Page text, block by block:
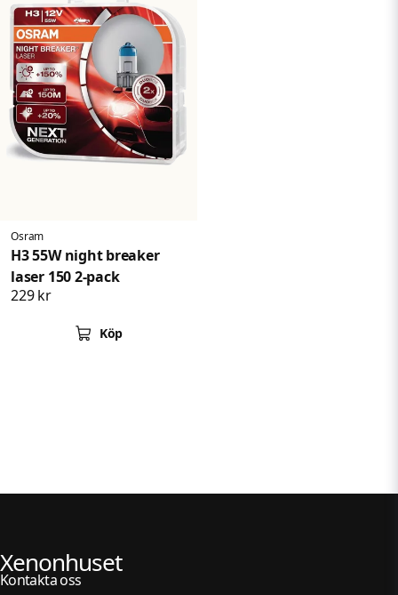
Osram
H3 55W night breaker
laser 150 2-pack
229 kr
Köp
Xenonhuset
Kontakta oss